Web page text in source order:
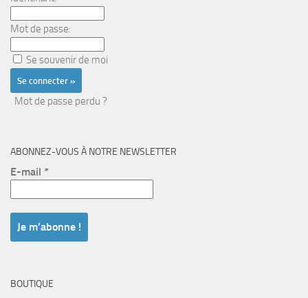
Mot de passe:
Se souvenir de moi
Mot de passe perdu ?
ABONNEZ-VOUS À NOTRE NEWSLETTER
E-mail *
BOUTIQUE